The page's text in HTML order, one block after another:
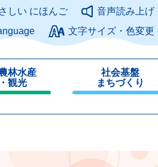
このページの本文へ
しい にほんご
音声読み上げ
文字サイズ・色変更
林水産
観光
社会基盤
まちづくり
じ